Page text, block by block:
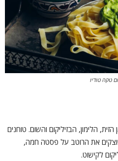
טקה טודיו
הלימון, הבזיליקום והשום. טוחנים
את הרוטב על פסטה חמה,
לקישוט.